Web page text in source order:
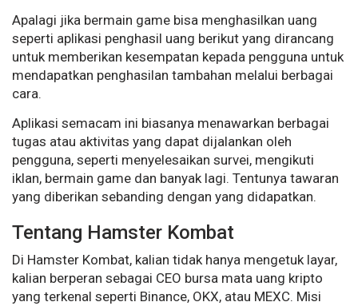
Apalagi jika bermain game bisa menghasilkan uang
seperti aplikasi penghasil uang berikut yang dirancang
untuk memberikan kesempatan kepada pengguna untuk
mendapatkan penghasilan tambahan melalui berbagai
cara.
Aplikasi semacam ini biasanya menawarkan berbagai
tugas atau aktivitas yang dapat dijalankan oleh
pengguna, seperti menyelesaikan survei, mengikuti
iklan, bermain game dan banyak lagi. Tentunya tawaran
yang diberikan sebanding dengan yang didapatkan.
Tentang Hamster Kombat
Di Hamster Kombat, kalian tidak hanya mengetuk layar,
kalian berperan sebagai CEO bursa mata uang kripto
yang terkenal seperti Binance, OKX, atau MEXC. Misi